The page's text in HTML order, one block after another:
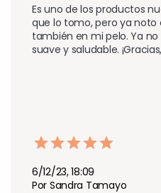
Es uno de los productos
que lo tomo, pero ya noto
también en mi pelo. Ya
suave y saludable.
6/12/23, 18:09
Por Sandra Tamayo